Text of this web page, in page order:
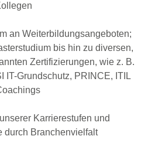
an Weiterbildungsangeboten;
bis hin zu diversen,
Zertifizierungen, wie z. B.
IT-Grundschutz, PRINCE, ITIL
Karrierestufen und
durch Branchenvielfalt